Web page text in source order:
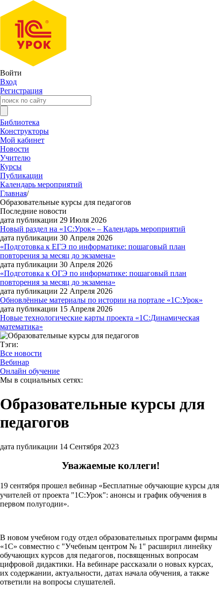
Войти
Вход
Регистрация
Библиотека
Конструкторы
Мой кабинет
Новости
Учителю
Курсы
Публикации
Календарь мероприятий
Главная/
Образовательные курсы для педагогов
Последние новости
дата публикации 29 Июля 2026
Новый раздел на «1С:Урок» – Календарь мероприятий
дата публикации 30 Апреля 2026
«Подготовка к ЕГЭ по информатике: пошаговый план
повторения за месяц до экзамена»
дата публикации 30 Апреля 2026
«Подготовка к ОГЭ по информатике: пошаговый план
повторения за месяц до экзамена»
дата публикации 22 Апреля 2026
Обновлённые материалы по истории на портале «1С:Урок»
дата публикации 15 Апреля 2026
Новые технологические карты проекта «1С:Динамическая
математика»
Тэги:
Все новости
Вебинар
Онлайн обучение
Мы в социальных сетях:
Образовательные курсы для
педагогов
дата публикации 14 Сентября 2023
Уважаемые коллеги!
19 сентября прошел вебинар «Бесплатные обучающие курсы для
учителей от проекта "1С:Урок": анонсы и график обучения в
первом полугодии».
В новом учебном году отдел образовательных программ фирмы
«1С» совместно с "Учебным центром № 1" расширил линейку
обучающих курсов для педагогов, посвященных вопросам
цифровой дидактики. На вебинаре рассказали о новых курсах,
их содержании, актуальности, датах начала обучения, а также
ответили на вопросы слушателей.